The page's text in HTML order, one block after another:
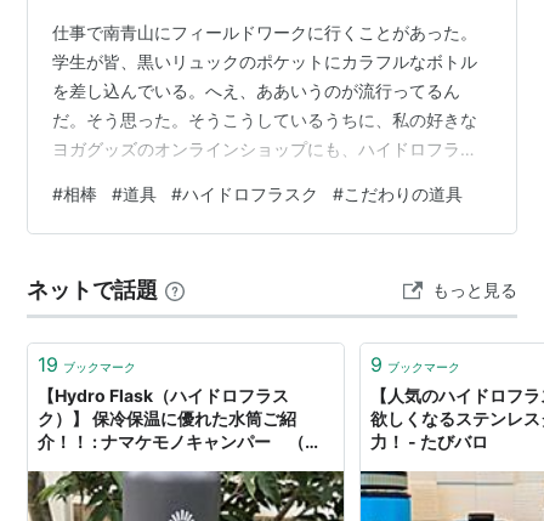
仕事で南青山にフィールドワークに行くことがあった。
学生が皆、黒いリュックのポケットにカラフルなボトル
を差し込んでいる。へえ、ああいうのが流行ってるん
だ。そう思った。そうこうしているうちに、私の好きな
ヨガグッズのオンラインショップにも、ハイドロフラス
て流行ったらしかった。当時は仕事が忙しく、「ハワイ
に行くよりハワイ土産を買った方が安い」という謎の言
きるか。朝の通勤時のカフェ代を浮かせて、これを買お
うということになった。何回で元が取れるかを計算し、
AmazonのPoint Dealで買うことを決め…
#相棒 #道具 #ハイドロフラスク #こだわりの道具
ネットで話題 もっと見る
19 ブックマーク
【Hydro Flask（ハイドロフラス
ク）】 保冷保温に優れた水筒ご紹
介！！ : ナマケモノキャンパー （通
9 ブックマーク
【人気のハイドロフ
欲しくなるステンレ
力！ - たびバロ